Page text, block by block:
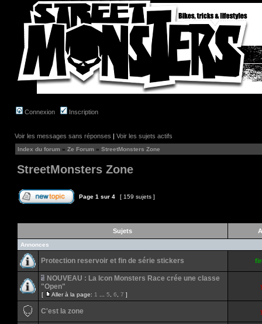
Connexion Inscription
Voir les messages sans réponses | Voir les sujets actifs
Index du forum » Ze Forum » StreetMonsters Zone
StreetMonsters Zone
Page 1 sur 4 [ 159 sujets ]
Sujets
Annonces
Protection reservoir et fin de série stickers
NOUVEAU : La Icon Monsters Race crée une classe
"Open"
[ Aller à la page: 1 5 6 7 ]
C'est la zone